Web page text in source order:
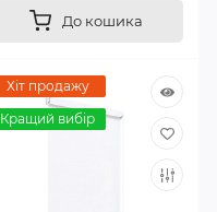
До кошика
Хіт продажу
Кращий вибір